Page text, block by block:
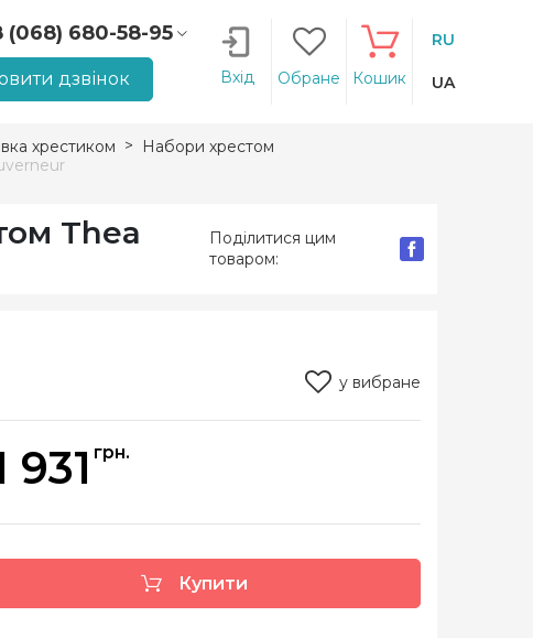
(068) 680-58-95
(066) 207-14-90
дзвінок Вхід Обране Кошик
RU
UA
хрестиком
Набори хрестом
Thea
Поділитися цим
товаром:
у вибране
931 грн.
Купити